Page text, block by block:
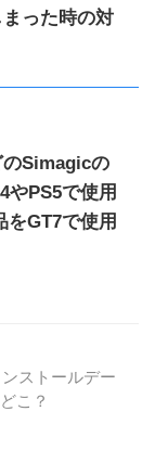
った時の対
Simagicの
やPS5で使用
GT7で使用
ストールデー
こ？